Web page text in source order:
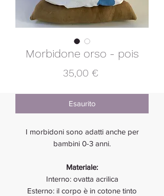
Morbidone orso - pois
35,00 €
Esaurito
I morbidoni sono adatti anche per
bambini 0-3 anni.
Materiale:
Interno: ovatta acrilica
Esterno: il corpo è in cotone tinto